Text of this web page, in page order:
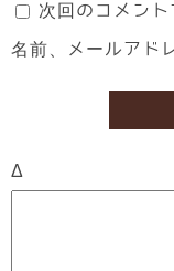
次回のコメン
名前、メールアド
Δ